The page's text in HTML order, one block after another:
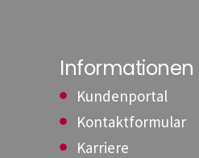
Informationen
Kundenportal
Kontaktformular
Karriere